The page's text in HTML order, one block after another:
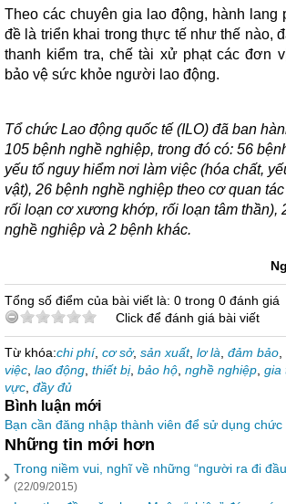
Theo các chuyên gia lao động, hành lang
đề là triển khai trong thực tế như thế nào,
thanh kiểm tra, chế tài xử phạt các đơn
bảo vệ sức khỏe người lao động.
Tổ chức Lao động quốc tế (ILO) đã ban
105 bệnh nghề nghiệp, trong đó có: 56
yếu tố nguy hiểm nơi làm việc (hóa chất,
vật), 26 bệnh nghề nghiệp theo cơ quan
rối loạn cơ xương khớp, rối loạn tâm thần),
nghề nghiệp và 2 bệnh khác.
Tổng số điểm của bài viết là: 0 trong 0 đánh giá
Click để đánh giá bài viết
Từ khóa:chi phí, cơ sở, sản xuất, lơ là đảm bảo
việc lao động thiết bị, bảo hộ nghề nghiệp gia
vực đầy đủ
Bình luận mới
Bạn cần đăng nhập thành viên để sử dụng chức
Những tin mới hơn
Trong niềm vui, nghĩ về những “người ra đi
(22/09/2015)